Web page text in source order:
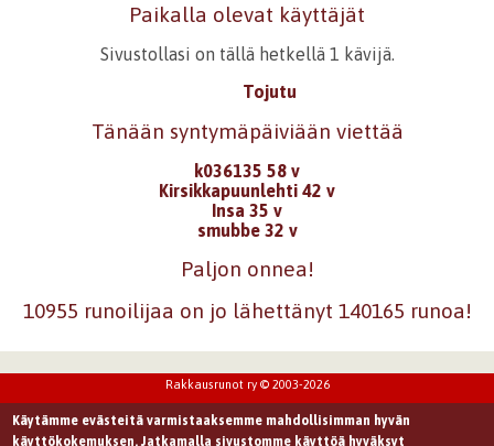
Paikalla olevat käyttäjät
Sivustollasi on tällä hetkellä 1 kävijä.
Tojutu
Tänään syntymäpäiviään viettää
k036135 58 v
Kirsikkapuunlehti 42 v
Insa 35 v
smubbe 32 v
Paljon onnea!
10955 runoilijaa on jo lähettänyt 140165 runoa!
Rakkausrunot ry © 2003-2026
Käytämme evästeitä varmistaaksemme mahdollisimman hyvän
käyttökokemuksen. Jatkamalla sivustomme käyttöä hyväksyt